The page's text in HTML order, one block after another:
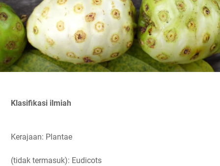
Klasifikasi ilmiah
Kerajaan: Plantae
(tidak termasuk): Eudicots